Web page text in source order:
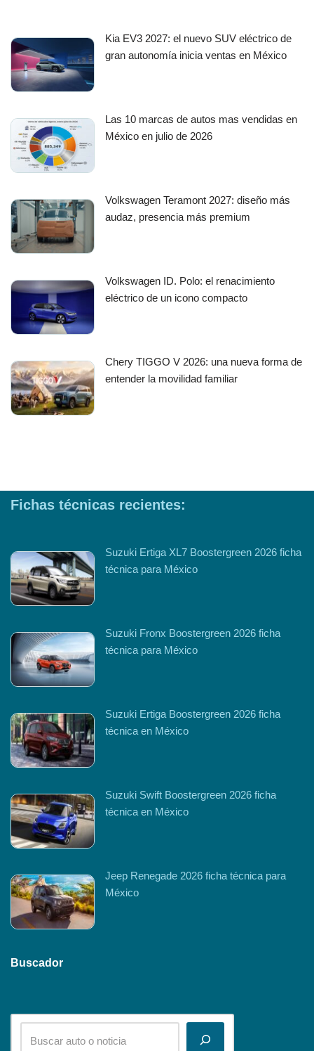
Kia EV3 2027: el nuevo SUV eléctrico de
gran autonomía inicia ventas en México
Las 10 marcas de autos mas vendidas en
México en julio de 2026
Volkswagen Teramont 2027: diseño más
audaz, presencia más premium
Volkswagen ID. Polo: el renacimiento
eléctrico de un icono compacto
Chery TIGGO V 2026: una nueva forma de
entender la movilidad familiar
Fichas técnicas recientes:
Suzuki Ertiga XL7 Boostergreen 2026 ficha
técnica para México
Suzuki Fronx Boostergreen 2026 ficha
técnica para México
Suzuki Ertiga Boostergreen 2026 ficha
técnica en México
Suzuki Swift Boostergreen 2026 ficha
técnica en México
Jeep Renegade 2026 ficha técnica para
México
Buscador